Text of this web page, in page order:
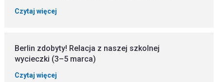
Czytaj więcej
Berlin zdobyty! Relacja z naszej szkolnej
wycieczki (3–5 marca)
Czytaj więcej